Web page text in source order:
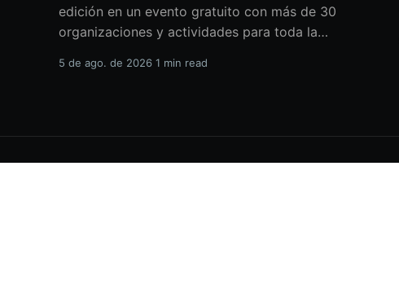
edición en un evento gratuito con más de 30
organizaciones y actividades para toda la
en vivo, divulgación científica y actividades
5 de ago. de 2026 1 min read